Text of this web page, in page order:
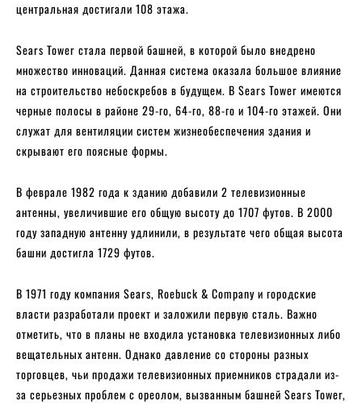
центральная достигали 108 этажа.
Sears Tower стала первой башней, в которой было внедрено
множество инноваций. Данная система оказала большое влияние
на строительство небоскребов в будущем. В Sears Tower имеются
черные полосы в районе 29-го, 64-го, 88-го и 104-го этажей. Они
служат для вентиляции систем жизнеобеспечения здания и
скрывают его поясные формы.
В феврале 1982 года к зданию добавили 2 телевизионные
антенны, увеличившие его общую высоту до 1707 футов. В 2000
году западную антенну удлинили, в результате чего общая высота
башни достигла 1729 футов.
В 1971 году компания Sears, Roebuck & Company и городские
власти разработали проект и заложили первую сталь. Важно
отметить, что в планы не входила установка телевизионных либо
вещательных антенн. Однако давление со стороны разных
торговцев, чьи продажи телевизионных приемников страдали из-
за серьезных проблем с ореолом, вызванным башней Sears Tower,